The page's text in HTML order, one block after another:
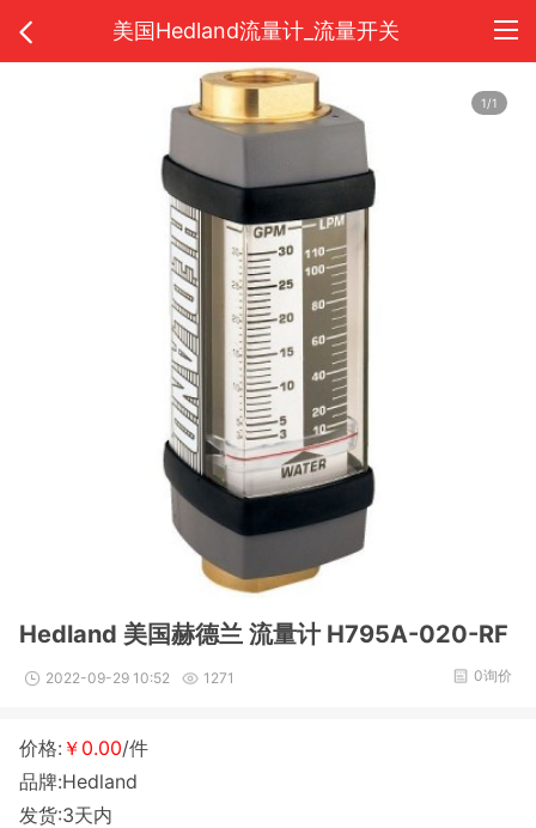
美国Hedland流量计_流量开关
1/1
Hedland 美国赫德兰 流量计 H795A-020-RF
2022-09-29 10:52 1271 0询价
价格: ￥0.00/件
品牌:Hedland
发货:3天内